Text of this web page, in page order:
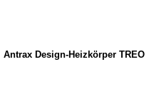
Antrax Design-Heizkörper TREO